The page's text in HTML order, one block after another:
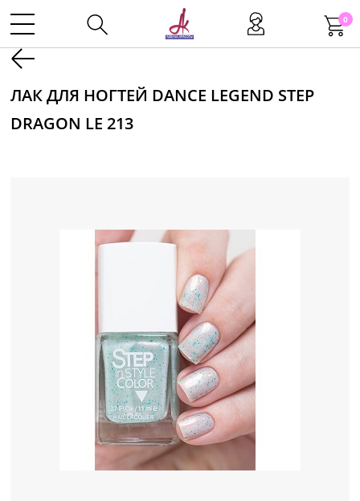
0
Инструменты
Макияж
Одноразовая продукция
Уход за кожей
ЛАК ДЛЯ НОГТЕЙ DANCE LEGEND STEP
DRAGON LE 213